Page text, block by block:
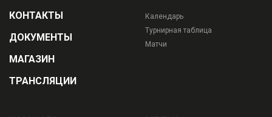
КОНТАКТЫ
ДОКУМЕНТЫ
МАГАЗИН
ТРАНСЛЯЦИИ
Календарь
Турнирная таблица
Матчи